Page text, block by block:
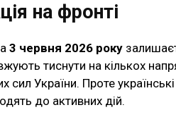
на фронті
3 червня 2026 року
тиснути на кількох
сил України. Проте
до активних дій.